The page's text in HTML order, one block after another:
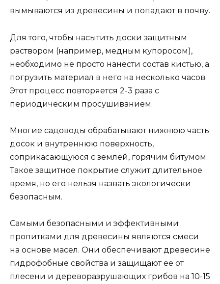
вымываются из древесины и попадают в почву.
Для того, чтобы насытить доски защитным
раствором (например, медным купоросом),
необходимо не просто нанести состав кистью, а
погрузить материал в него на несколько часов.
Этот процесс повторяется 2-3 раза с
периодическим просушиванием.
Многие садоводы обрабатывают нижнюю часть
досок и внутреннюю поверхность,
соприкасающуюся с землей, горячим битумом.
Такое защитное покрытие служит длительное
время, но его нельзя назвать экологически
безопасным.
Самыми безопасными и эффективными
пропитками для древесины являются смеси
на основе масел. Они обеспечивают древесине
гидрофобные свойства и защищают ее от
плесени и дереворазрушающих грибов на 10-15